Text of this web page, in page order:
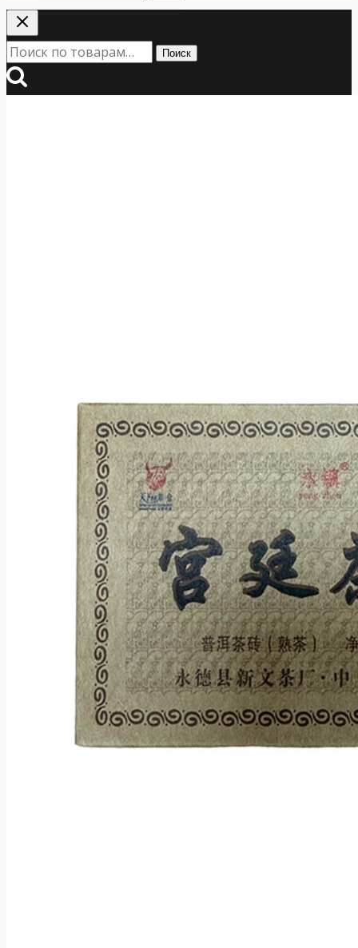
Искать: Поиск